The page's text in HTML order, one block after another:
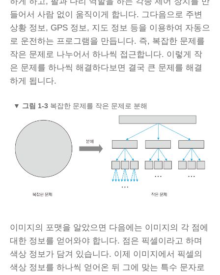
들어서 사람 없이 움직이게 합니다. 그다음으로 주변
상황 정보, GPS 정보, 지도 정보 등을 이용하여 자동으
로 운전하는 프로그램을 만듭니다. 즉, 복잡한 문제를
작은 문제로 나누어서 하나씩 접근합니다. 이렇게 작
은 문제를 하나씩 해결하다보면 결국 큰 문제를 해결
하게 됩니다.
▼ 그림 1‑3 복잡한 문제를 작은 문제로 분해
이미지의 포맷을 알았으면 다음에는 이미지의 각 점에
대한 정보를 얻어와야 합니다. 점은 픽셀이라고 하며
색상 정보가 담겨 있습니다. 이제 이미지에서 픽셀의
색상 정보를 하나씩 얻어온 뒤 그에 맞는 특수 문자로